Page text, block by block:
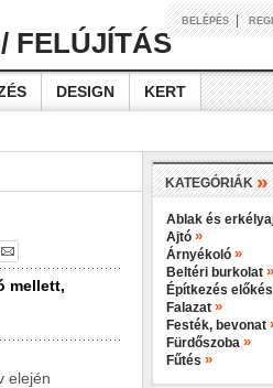
FELÚJÍTÁS
BELÉPÉS|
DESIGN KERT
mellett,
elején
KATEGÓRIÁK»
Ablak és
Ajtó »
Árnyékoló »
Beltéri burkolat »
Építkezés
Falazat »
Festék, bevonat
Fürdőszoba »
Fűtés »